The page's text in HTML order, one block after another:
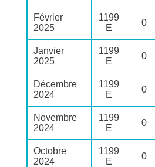
Février
2025
1199
E
0
Janvier
2025
1199
E
0
Décembre
2024
1199
E
0
Novembre
2024
1199
E
0
Octobre
2024
1199
E
0